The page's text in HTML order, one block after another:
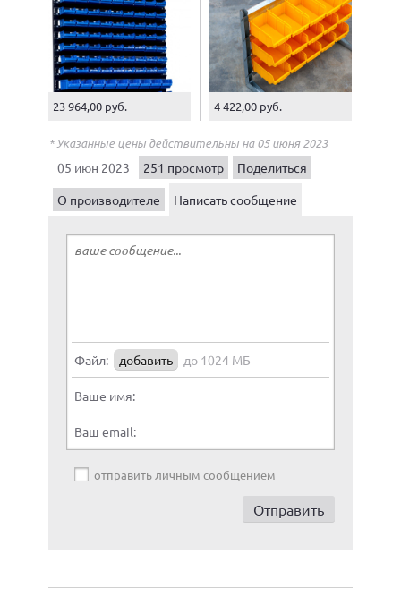
23 964,00 руб. 4 422,00 руб.
* Указанные цены действительны на 05 июня 2023
05 июн 2023
251 просмотр
Поделиться
О производителе
Написать сообщение
Файл: добавить до 1024 МБ
Ваше имя:
Ваш email:
отправить личным сообщением